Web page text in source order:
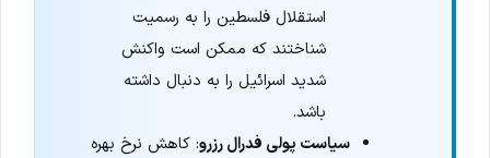
استقلال فلسطین را به رسمیت
شناختند که ممکن است واکنش
شدید اسرائیل را به دنبال داشته
باشد.
سیاست پولی فدرال رزرو: کاهش نرخ بهره